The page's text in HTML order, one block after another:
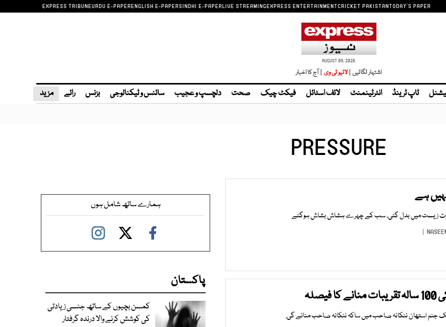
EXPRESS TRIBUNEURDU E-PAPERENGLISH E-PAPERSINDHI E-PAPERLIVE STREAMINGEXPRESS ENTERTAINMENTCRICKET PAKISTANTODAY'S PAPER
AUGUST 09, 2026
اشتہار لگائیں | | آج کا اخبار
ٹاپ ٹرینڈ انٹرٹینمنٹ لائف اسٹائل فیکٹ چیک صحت دلچسپ و عجیب سائنس و ٹیکنالوجی بزنس رائے مزید
PRESSURE
ہے
موت زیست میں بدل گئی، سب کے چہرے ہشاش بشاش ہوگئے
ہمارے ساتھ شامل ہوں
پاکستان
کمسن بچیوں کے ساتھ جنسی زیادتی
کی کوشش کرنے والا درندہ گرفتار